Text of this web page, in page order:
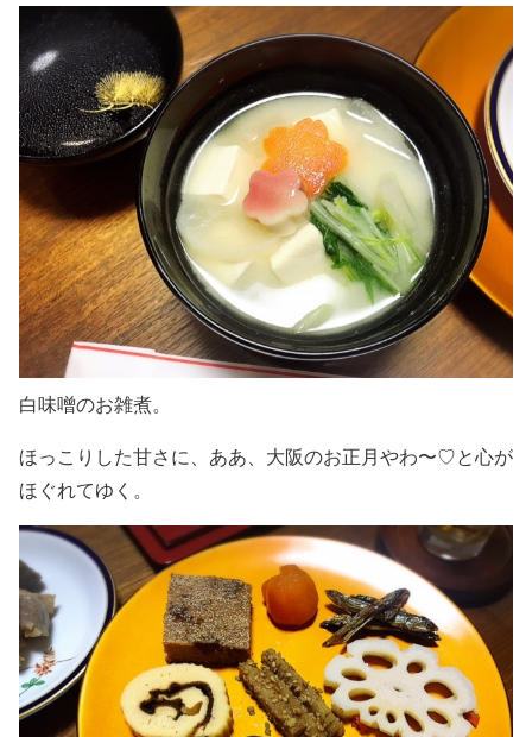
白味噌のお雑煮。
ほっこりした甘さに、ああ、大阪のお正月やわ〜♡と心が
ほぐれてゆく。